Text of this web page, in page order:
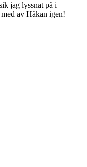
jag lyssnat på i
av Håkan igen!